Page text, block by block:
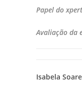
Papel do xpert
Avaliação da
Isabela